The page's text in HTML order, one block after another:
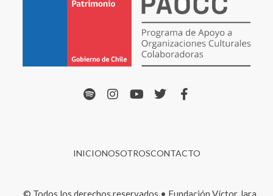
INICIONOSOTROSCONTACTO
© Todos los derechos reservados • Fundación Víctor Jara